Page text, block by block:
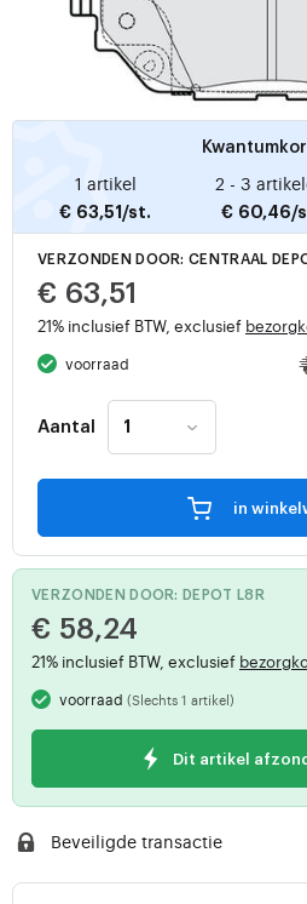
1 artikel
€ 63,51/st.
2 - 3
€ 60,46/
VERZONDEN DOOR: CENTRAAL
€ 63,51
21% inclusief BTW, exclusief
voorraad
Aantal
in
VERZONDEN DOOR: DEPOT L8R
€ 58,24
21% inclusief BTW, exclusief
voorraad(Slechts 1 artikel)
Dit artikel
Beveiligde transactie